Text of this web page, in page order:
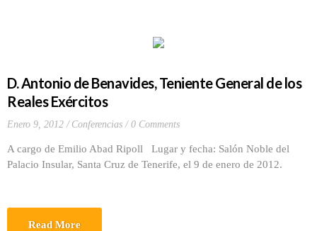
D. Antonio de Benavides, Teniente General de los
Reales Exércitos
Enero 9, 2012 Conferencias 0 Comments
A cargo de Emilio Abad Ripoll Lugar y fecha: Salón Noble del
Palacio Insular, Santa Cruz de Tenerife, el 9 de enero de 2012.
Read More